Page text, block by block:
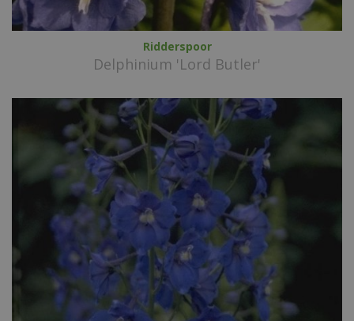
Ridderspoor
Delphinium 'Lord Butler'